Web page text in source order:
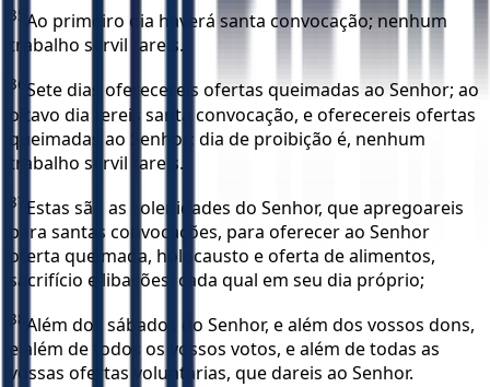
35 Ao primeiro dia haverá santa convocação; nenhum
trabalho servil fareis.
36 Sete dias oferecereis ofertas queimadas ao Senhor; ao
oitavo dia tereis santa convocação, e oferecereis ofertas
queimadas ao Senhor; dia de proibição é, nenhum
trabalho servil fareis.
37 Estas são as solenidades do Senhor, que apregoareis
para santas convocações, para oferecer ao Senhor
oferta queimada, holocausto e oferta de alimentos,
sacrifício e libações, cada qual em seu dia próprio;
38 Além dos sábados do Senhor, e além dos vossos dons,
e além de todos os vossos votos, e além de todas as
vossas ofertas voluntárias, que dareis ao Senhor.